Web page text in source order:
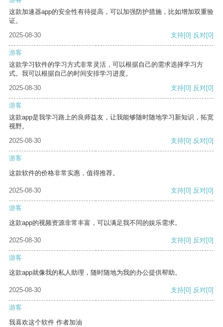
这款加速器app的安全性有待提高，可以加强防护措施，比如增加双重验
证。
2025-08-30
支持[0] 反对[0]
游客
这款学习软件的学习方式非常灵活，可以根据自己的需求选择学习方
式。我可以根据自己的时间安排学习进度。
2025-08-30
支持[0] 反对[0]
游客
这款app是我学习路上的良师益友，让我能够随时随地学习新知识，拓宽
视野。
2025-08-30
支持[0] 反对[0]
游客
这款软件的价格非常实惠，值得推荐。
2025-08-30 支持[0] 反对[0]
游客
这款app的视频资源非常丰富，可以满足我不同的娱乐需求。
2025-08-30 支持[0] 反对[0]
游客
这款app就像我的私人助理，随时随地为我的办公提供帮助。
2025-08-30 支持[0] 反对[0]
游客
我喜欢这个软件 作者加油